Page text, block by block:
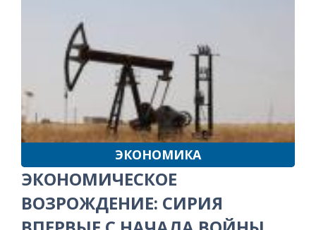
ЭКОНОМИКА
ЭКОНОМИЧЕСКОЕ
ВОЗРОЖДЕНИЕ: СИРИЯ